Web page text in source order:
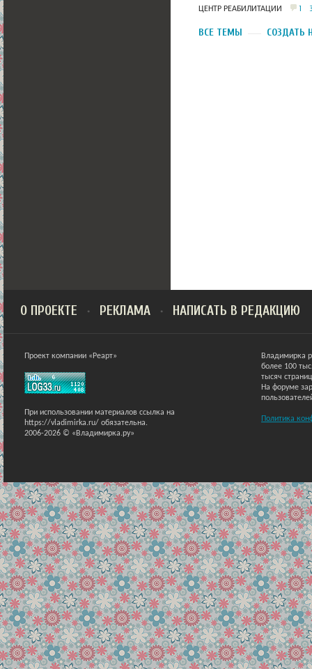
ЦЕНТР РЕАБИЛИТАЦИИ 1
ВСЕ ТЕМЫ СОЗДАТЬ
О ПРОЕКТЕ РЕКЛАМА НАПИСАТЬ В РЕДАКЦИЮ
Проект компании «Реарт»
При использовании материалов ссылка на
https://vladimirka.ru/ обязательна.
2006-2026 © «Владимирка.ру»
Владимирка
более 100
тысяч
На форуме
Политика